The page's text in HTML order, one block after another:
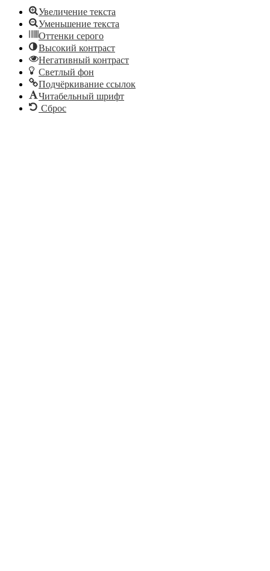
Увеличение текста
Уменьшение текста
Оттенки серого
Высокий контраст
Негативный контраст
Светлый фон
Подчёркивание ссылок
Читабельный шрифт
Сброс